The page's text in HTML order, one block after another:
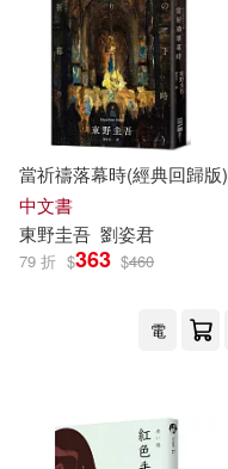
當祈禱落幕時(經典回歸版)
中文書
東野圭吾 劉姿君
79 折 $363 $460
電